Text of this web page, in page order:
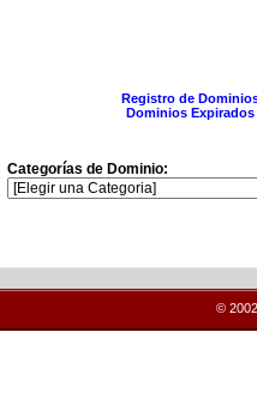
Registro de
Dominios Expirados
Categorías de Dominio:
©